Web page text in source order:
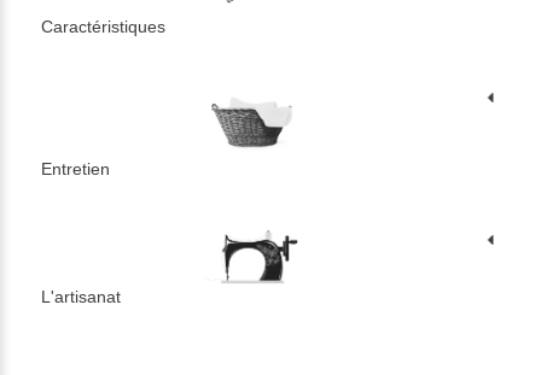
Caractéristiques
Entretien
L'artisanat